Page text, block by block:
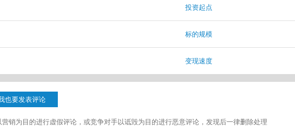
投资起点
标的规模
变现速度
也要发表评论
销为目的进行虚假评论，或竞争对手以诋毁为目的进行恶意评论，发现后一律删除处理